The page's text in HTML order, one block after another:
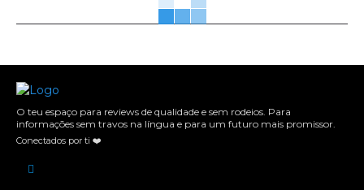
O teu espaço para reviews de qualidade e sem rodeios. Para
informações sem travos na língua e para um futuro mais promissor.
Conectados por ti ❤️